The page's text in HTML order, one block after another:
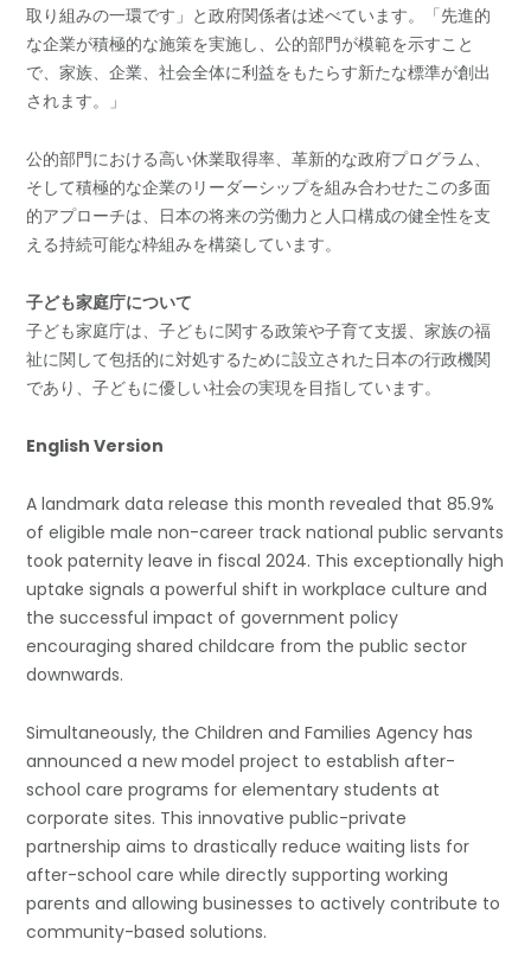
取り組みの一環です」と政府関係者は述べています。「先進的
な企業が積極的な施策を実施し、公的部門が模範を示すこと
で、家族、企業、社会全体に利益をもたらす新たな標準が創出
されます。」
公的部門における高い休業取得率、革新的な政府プログラム、
そして積極的な企業のリーダーシップを組み合わせたこの多面
的アプローチは、日本の将来の労働力と人口構成の健全性を支
える持続可能な枠組みを構築しています。
子ども家庭庁について
子ども家庭庁は、子どもに関する政策や子育て支援、家族の福
祉に関して包括的に対処するために設立された日本の行政機関
であり、子どもに優しい社会の実現を目指しています。
English Version
A landmark data release this month revealed that 85.9%
of eligible male non-career track national public servants
took paternity leave in fiscal 2024. This exceptionally high
uptake signals a powerful shift in workplace culture and
the successful impact of government policy
encouraging shared childcare from the public sector
downwards.
Simultaneously, the Children and Families Agency has
announced a new model project to establish after-
school care programs for elementary students at
corporate sites. This innovative public-private
partnership aims to drastically reduce waiting lists for
after-school care while directly supporting working
parents and allowing businesses to actively contribute to
community-based solutions.